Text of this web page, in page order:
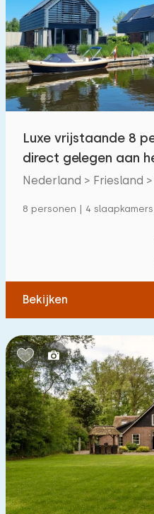
Accommodatie
Niet op vakantiepark
Op vakantiepark
Vrijstaande woning
Vakantieboerderij
Villa
Kindvriendelijk
Kindermeubilair
Omheinde tuin
Speeltoestellen bij
Binnenzwembad
Buitenzwembad
Kinderanimatie
Kinderfaciliteiten op
Luxe vrijstaande 8
direct gelegen aan
Nederland > Friesland
8 personen | 4
Bekijken